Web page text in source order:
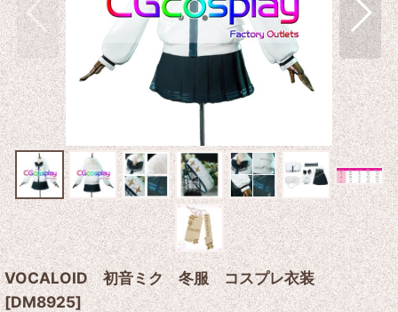
VOCALOID 初音ミク 冬服 コスプレ衣装
[DM8925]